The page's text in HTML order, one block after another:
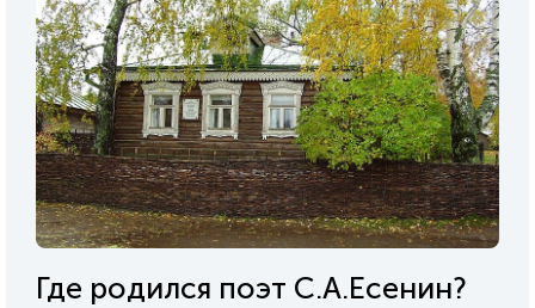
Где родился поэт С.А.Есенин?